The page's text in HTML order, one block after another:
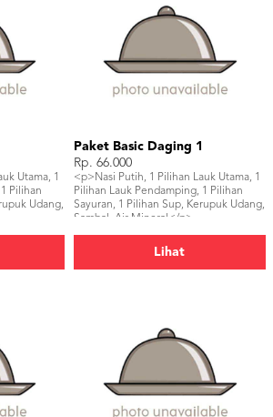
Utama, 1
Pilihan
Udang,
Paket Basic Daging 1
Rp. 66.000
<p>Nasi Putih, 1 Pilihan Lauk Utama, 1
Pilihan Lauk Pendamping, 1 Pilihan
Sayuran, 1 Pilihan Sup, Kerupuk Udang,
Sambal, Air Mineral</p>
Lihat